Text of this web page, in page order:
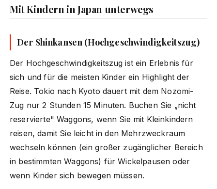
Mit Kindern in Japan unterwegs
Der Shinkansen (Hochgeschwindigkeitszug)
Der Hochgeschwindigkeitszug ist ein Erlebnis für
sich und für die meisten Kinder ein Highlight der
Reise. Tokio nach Kyoto dauert mit dem Nozomi-
Zug nur 2 Stunden 15 Minuten. Buchen Sie „nicht
reservierte" Waggons, wenn Sie mit Kleinkindern
reisen, damit Sie leicht in den Mehrzweckraum
wechseln können (ein großer zugänglicher Bereich
in bestimmten Waggons) für Wickelpausen oder
wenn Kinder sich bewegen müssen.